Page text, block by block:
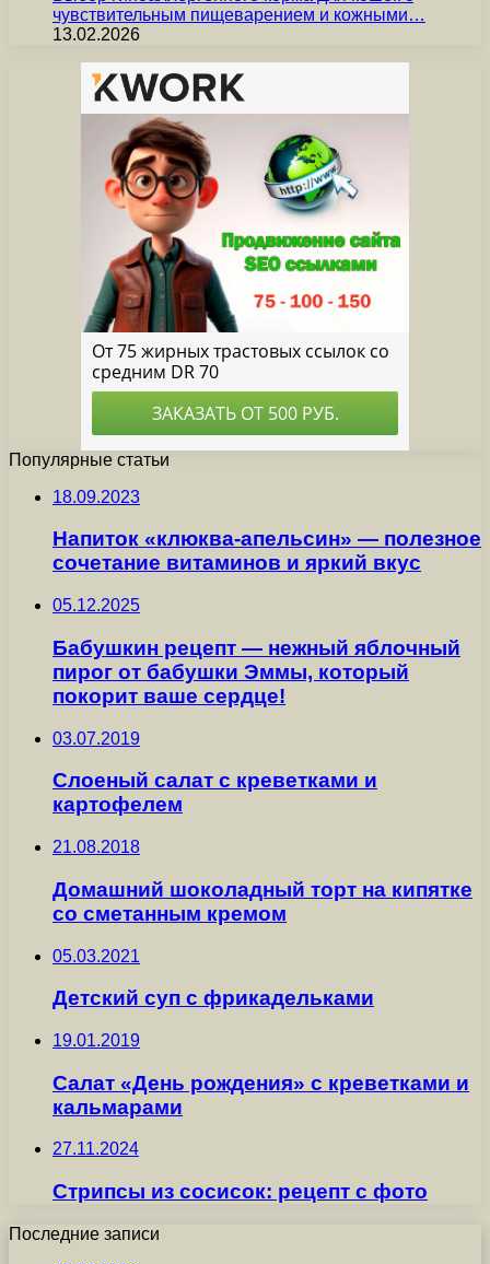
чувствительным пищеварением и кожными…
13.02.2026
Популярные статьи
18.09.2023
Напиток «клюква-апельсин» — полезное
сочетание витаминов и яркий вкус
05.12.2025
Бабушкин рецепт — нежный яблочный
пирог от бабушки Эммы, который
покорит ваше сердце!
03.07.2019
Слоеный салат с креветками и
картофелем
21.08.2018
Домашний шоколадный торт на кипятке
со сметанным кремом
05.03.2021
Детский суп с фрикадельками
19.01.2019
Салат «День рождения» с креветками и
кальмарами
27.11.2024
Стрипсы из сосисок: рецепт с фото
Последние записи